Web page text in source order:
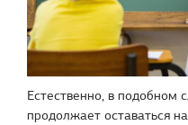
Естественно, в подобном
продолжает оставаться